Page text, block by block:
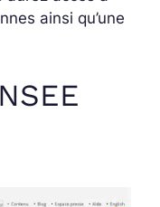
ainsi qu’une